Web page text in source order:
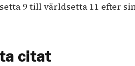
9 till världsetta 11 efter
citat